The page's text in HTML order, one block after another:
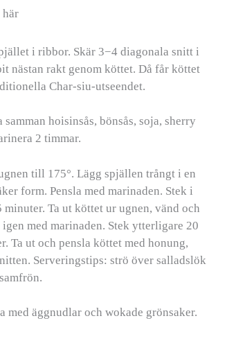
här
i ribbor. Skär 3−4 diagonala snitt i
nästan rakt genom köttet. Då får köttet
Char-siu-utseendet.
samman hoisinsås, bönsås, soja, sherry
2 timmar.
till 175°. Lägg spjällen trångt i en
form. Pensla med marinaden. Stek i
minuter. Ta ut köttet ur ugnen, vänd och
igen med marinaden. Stek ytterligare 20
Ta ut och pensla köttet med honung,
Serveringstips: strö över salladslök
med äggnudlar och wokade grönsaker.